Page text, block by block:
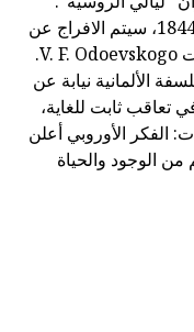
فلاديمير استكماله في عام 1843. وعام 1844، سيتم الافراج عن
رواية كجزء من ثلاثة مجلدات من المقالات V. F. Odoevskogo.
الألمانية نيابة عن
تعاقب ثابت للغاية،
الفكر الأوروبي أعلن
الوجود والحياة